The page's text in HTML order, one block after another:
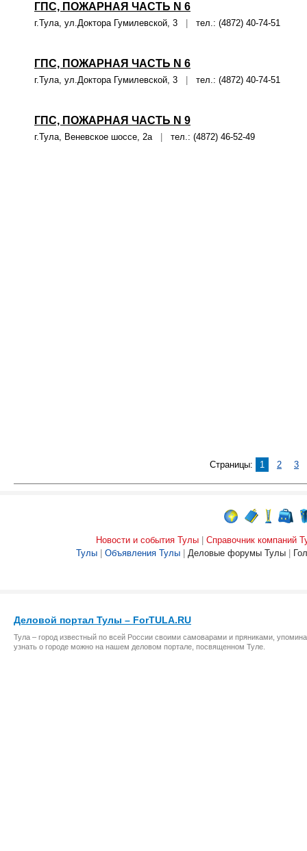
ГПС, ПОЖАРНАЯ ЧАСТЬ N 6
г.Тула, ул.Доктора Гумилевской, 3 тел.: (4872) 40-74-51
ГПС, ПОЖАРНАЯ ЧАСТЬ N 6
г.Тула, ул.Доктора Гумилевской, 3 тел.: (4872) 40-74-51
ГПС, ПОЖАРНАЯ ЧАСТЬ N 9
г.Тула, Веневское шоссе, 2а тел.: (4872) 46-52-49
Страницы: 1 2 3
Новости и события Тулы
Справочник компаний
Тулы
Объявления Тулы Деловые форумы Тулы
Деловой портал Тулы – ForTULA.RU
Тула – город известный по всей России своими самоварами и пряниками,
узнать о городе можно на нашем деловом портале, посвященном Туле.